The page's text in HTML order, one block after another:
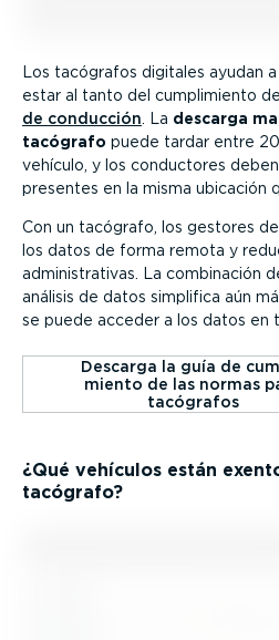
Los tacógrafos digitales ayudan
estar al tanto del cumpli­miento
de conducción . La descarga
tacógrafo puede tardar entre
vehículo, y los conductores
presentes en la misma ubicación
Con un tacógrafo, los gestores
los datos de forma remota y
adminis­tra­tivas. La combinación
análisis de datos simplifica aún
se puede acceder a los datos en
Descarga la guía de
miento de las normas
tacógrafos
¿Qué vehículos están
tacógrafo?